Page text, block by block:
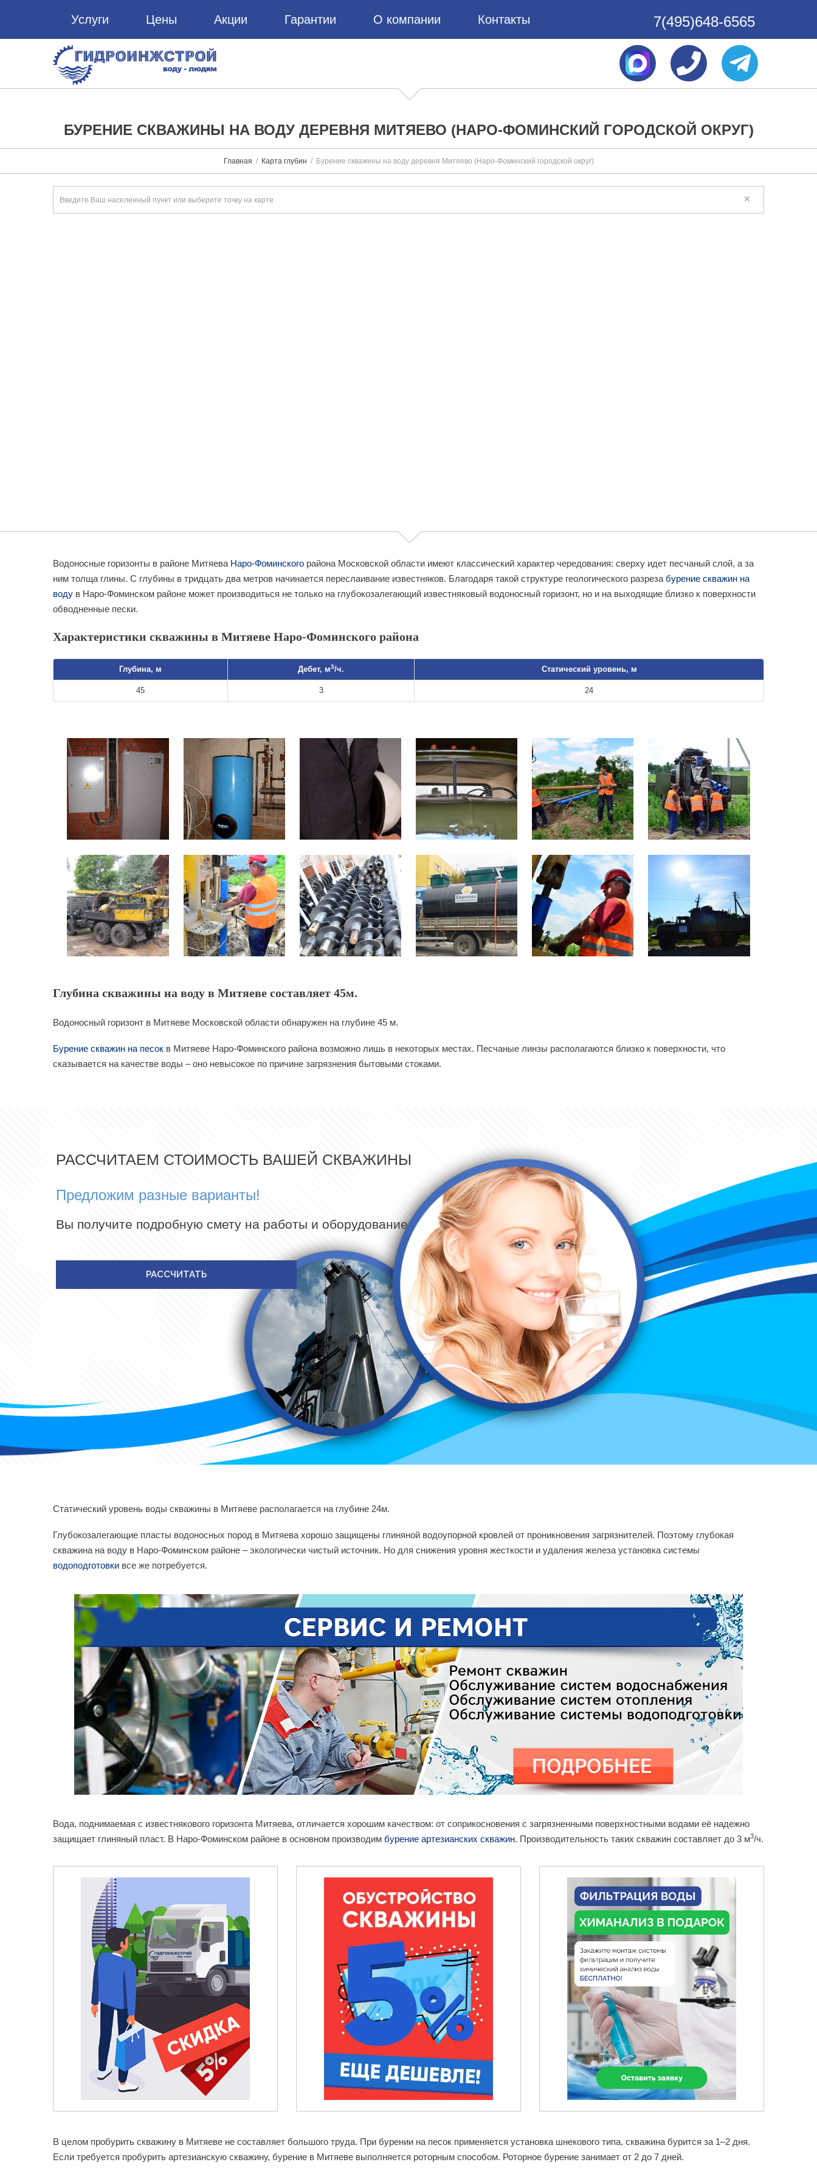
Услуги Цены Акции Гарантии О компании Контакты 7(495)648-6565
БУРЕНИЕ СКВАЖИНЫ НА ВОДУ ДЕРЕВНЯ МИТЯЕВО (НАРО-ФОМИНСКИЙ ГОРОДСКОЙ ОКРУГ)
Главная Карта глубин Бурение скважины на воду деревня Митяево (Наро-Фоминский городской округ)
Водоносные горизонты в районе Митяева Наро-Фоминского района Московской области имеют классический характер чередования: сверху идет песчаный слой, а за
ним толща глины. С глубины в тридцать два метров начинается переслаивание известняков. Благодаря такой структуре геологического разреза бурение скважин на
воду в Наро-Фоминском районе может производиться не только на глубокозалегающий известняковый водоносный горизонт, но и на выходящие близко к поверхности
обводненные пески.
Характеристики скважины в Митяеве Наро-Фоминского района
Глубина, м Дебет, м3/ч. Статический уровень, м
45 3 24
Глубина скважины на воду в Митяеве составляет 45м.
Водоносный горизонт в Митяеве Московской области обнаружен на глубине 45 м.
Бурение скважин на песок в Митяеве Наро-Фоминского района возможно лишь в некоторых местах. Песчаные линзы располагаются близко к поверхности, что
сказывается на качестве воды – оно невысокое по причине загрязнения бытовыми стоками.
РАССЧИТАЕМ СТОИМОСТЬ ВАШЕЙ СКВАЖИНЫ
Предложим разные варианты!
Вы получите подробную смету на работы и оборудование
РАССЧИТАТЬ
Статический уровень воды скважины в Митяеве располагается на глубине 24м.
Глубокозалегающие пласты водоносных пород в Митяева хорошо защищены глиняной водоупорной кровлей от проникновения загрязнителей. Поэтому глубокая
скважина на воду в Наро-Фоминском районе – экологически чистый источник. Но для снижения уровня жесткости и удаления железа установка системы
водоподготовки все же потребуется.
Вода, поднимаемая с известнякового горизонта Митяева, отличается хорошим качеством: от соприкосновения с загрязненными поверхностными водами её надежно
защищает глиняный пласт. В Наро-Фоминском районе в основном производим бурение артезианских скважин. Производительность таких скважин составляет до 3 м3/ч.
В целом пробурить скважину в Митяеве не составляет большого труда. При бурении на песок применяется установка шнекового типа, скважина бурится за 1–2 дня.
Если требуется пробурить артезианскую скважину, бурение в Митяеве выполняется роторным способом. Роторное бурение занимает от 2 до 7 дней.